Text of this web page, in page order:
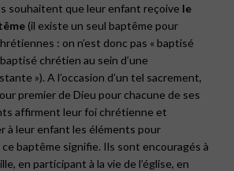
souhaitent que leur enfant reçoive le
(il existe un seul baptême pour
: on n’est donc pas « baptisé
chrétien au sein d’une
»). A l’occasion d’un tel sacrement,
premier de Dieu pour chacune de ses
affirment leur foi chrétienne et
à leur enfant les éléments pour
baptême signifie. Ils sont encouragés à
en participant à la vie de l’église, en